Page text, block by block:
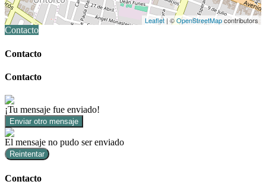
Leaflet | ©OpenStreetMapcontributors
Contacto
Contacto
Contacto
¡Tu mensaje fue enviado!
Enviar otro mensaje
El mensaje no pudo ser enviado
Reintentar
Contacto